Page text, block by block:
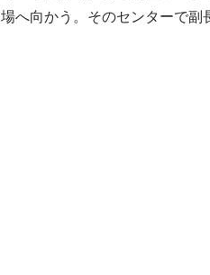
場へ向かう。そのセンターで副